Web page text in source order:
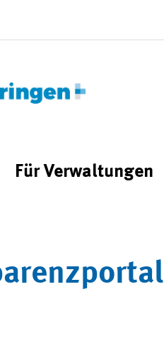
Für Verwaltungen